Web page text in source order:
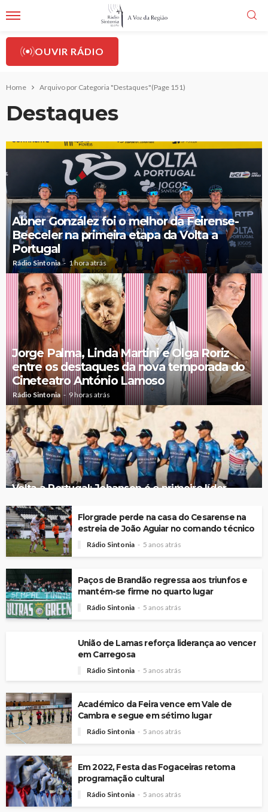
OUVIR RÁDIO
Home Arquivo por Categoria "Destaques"(Page 151)
Destaques
Abner González foi o melhor da Feirense-
Beeceler na primeira etapa da Volta a
Portugal
Rádio Sintonia 1 hora atrás
Jorge Palma, Linda Martini e Olga Roriz
entre os destaques da nova temporada do
Cineteatro António Lamoso
Rádio Sintonia 9 horas atrás
Volta a Portugal: Johansen é o primeiro líder,
Florgrade perde na casa do Cesarense na
estreia de João Aguiar no comando técnico
Rádio Sintonia 5 anos atrás
Paços de Brandão regressa aos triunfos e
mantém-se firme no quarto lugar
Rádio Sintonia 5 anos atrás
União de Lamas reforça liderança ao vencer
em Carregosa
Rádio Sintonia 5 anos atrás
Académico da Feira vence em Vale de
Cambra e segue em sétimo lugar
Rádio Sintonia 5 anos atrás
Em 2022, Festa das Fogaceiras retoma
programação cultural
Rádio Sintonia 5 anos atrás